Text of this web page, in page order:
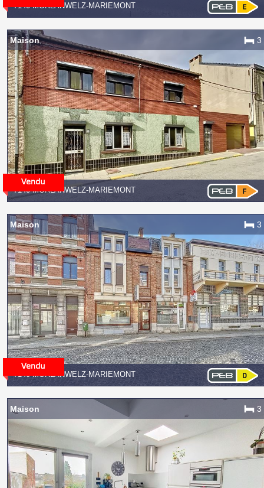
7140 MORLANWELZ-MARIEMONT
7140 MORLANWELZ-MARIEMONT
Maison 3
7140 MORLANWELZ-MARIEMONT
Maison 3
Maison 3